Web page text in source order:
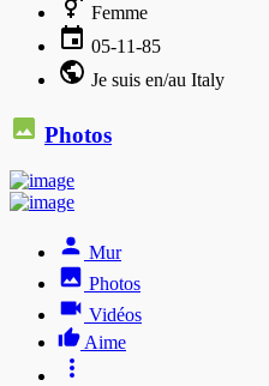
Femme
05-11-85
Je suis en/au Italy
Photos
Mur
Photos
Vidéos
Aime